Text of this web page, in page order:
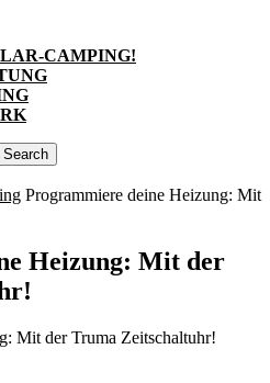
CAMPING!
Programmiere deine Heizung: Mit
Heizung: Mit der